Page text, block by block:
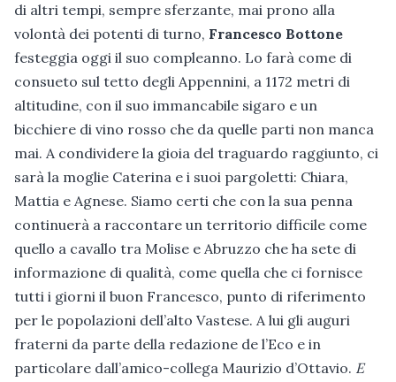
di altri tempi, sempre sferzante, mai prono alla
volontà dei potenti di turno, Francesco Bottone
festeggia oggi il suo compleanno. Lo farà come di
consueto sul tetto degli Appennini, a 1172 metri di
altitudine, con il suo immancabile sigaro e un
bicchiere di vino rosso che da quelle parti non manca
mai. A condividere la gioia del traguardo raggiunto, ci
sarà la moglie Caterina e i suoi pargoletti: Chiara,
Mattia e Agnese. Siamo certi che con la sua penna
continuerà a raccontare un territorio difficile come
quello a cavallo tra Molise e Abruzzo che ha sete di
informazione di qualità, come quella che ci fornisce
tutti i giorni il buon Francesco, punto di riferimento
per le popolazioni dell’alto Vastese. A lui gli auguri
fraterni da parte della redazione de l’Eco e in
particolare dall’amico-collega Maurizio d’Ottavio. E